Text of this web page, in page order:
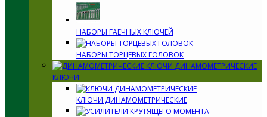
НАБОРЫ ГАЕЧНЫХ КЛЮЧЕЙ
НАБОРЫ ТОРЦЕВЫХ ГОЛОВОК
ДИНАМОМЕТРИЧЕСКИЕ
КЛЮЧИ
КЛЮЧИ ДИНАМОМЕТРИЧЕСКИЕ